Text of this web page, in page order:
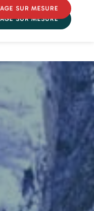
SUR MESURE
SUR MESURE